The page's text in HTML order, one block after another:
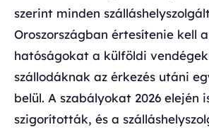
szerint minden
Oroszországban értesítenie kell
hatóságokat a külföldi
szállodáknak az érkezés utáni
belül. A szabályokat 2026 elején
szigorították, és a